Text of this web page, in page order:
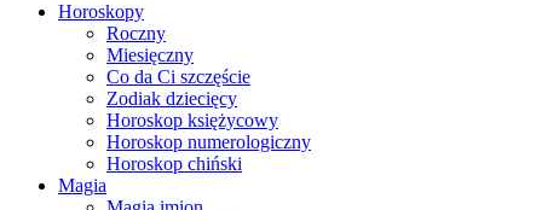
Horoskopy
Roczny
Miesięczny
Co da Ci szczęście
Zodiak dziecięcy
Horoskop księżycowy
Horoskop numerologiczny
Horoskop chiński
Magia